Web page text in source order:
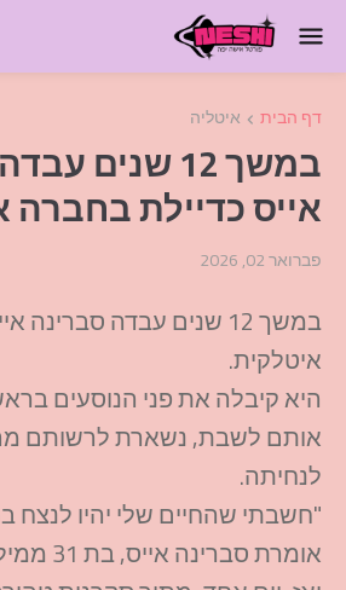
דף הבית איטליה
במשך 12 שנים
אייס כדיילת בחברה
פברואר 02, 2026
במשך 12 שנים עבדה
איטלקית.
היא קיבלה את פני הנוסעים
אותם לשבת, נשארת לרשותם
לנחיתה.
"חשבתי שהחיים שלי יהיו
אומרת סברינה אייס, בת 31 ממילאנו.